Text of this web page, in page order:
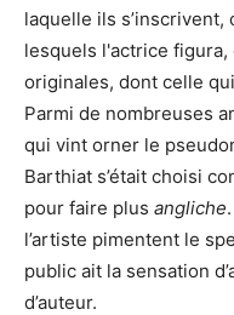
laquelle ils
lesquels l'actrice
originales, dont celle
Parmi de nombreuses
qui vint orner le
Barthiat s’était choisi
pour faire plus angliche
l’artiste pimentent le
public ait la sensation
d’auteur.